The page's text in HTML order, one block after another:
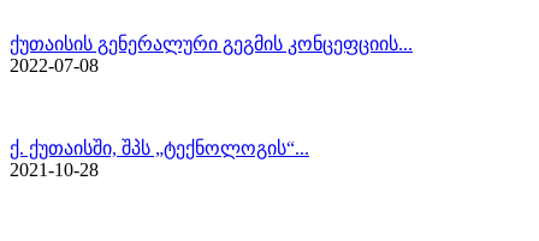
ქუთაისის გენერალური გეგმის კონცეფციის...
2022-07-08
ქ. ქუთაისში, შპს „ტექნოლოგის“...
2021-10-28